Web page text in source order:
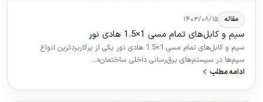
مقاله ۱۴۰۳/۰۸/۱۵
سیم و کابل‌های تمام مسی 1×1.5 هادی نور
سیم و کابل‌های تمام مسی 1×1.5 هادی نور یکی از پرکاربردترین انواع
سیم‌ها در سیستم‌های برق‌رسانی داخلی ساختمان‌ه…
ادامه مطلب